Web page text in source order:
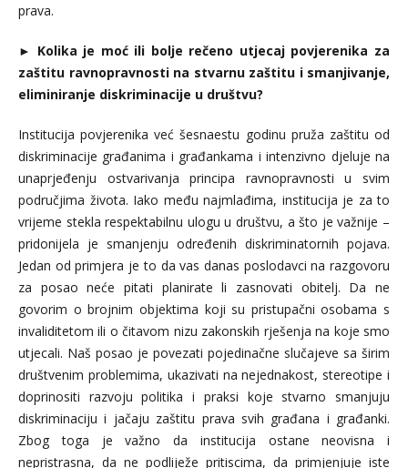
prava.
► Kolika je moć ili bolje rečeno utjecaj povjerenika za
zaštitu ravnopravnosti na stvarnu zaštitu i smanjivanje,
eliminiranje diskriminacije u društvu?
Institucija povjerenika već šesnaestu godinu pruža zaštitu od
diskriminacije građanima i građankama i intenzivno djeluje na
unaprjeđenju ostvarivanja principa ravnopravnosti u svim
područjima života. Iako među najmlađima, institucija je za to
vrijeme stekla respektabilnu ulogu u društvu, a što je važnije –
pridonijela je smanjenju određenih diskriminatornih pojava.
Jedan od primjera je to da vas danas poslodavci na razgovoru
za posao neće pitati planirate li zasnovati obitelj. Da ne
govorim o brojnim objektima koji su pristupačni osobama s
invaliditetom ili o čitavom nizu zakonskih rješenja na koje smo
utjecali. Naš posao je povezati pojedinačne slučajeve sa širim
društvenim problemima, ukazivati na nejednakost, stereotipe i
doprinositi razvoju politika i praksi koje stvarno smanjuju
diskriminaciju i jačaju zaštitu prava svih građana i građanki.
Zbog toga je važno da institucija ostane neovisna i
nepristrasna, da ne podliježe pritiscima, da primjenjuje iste